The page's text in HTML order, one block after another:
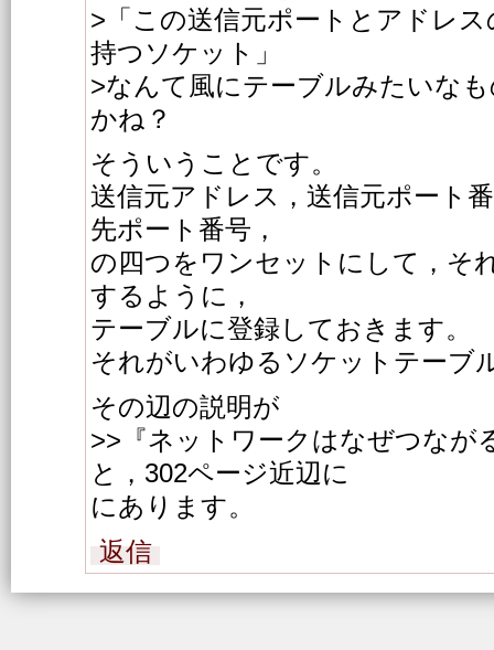
>「この送信元ポートとアドレ
持つソケット」
>なんて風にテーブルみたいな
かね？
そういうことです。
送信元アドレス，送信元ポート
先ポート番号，
の四つをワンセットにして，そ
するように，
テーブルに登録しておきます。
それがいわゆるソケットテーブ
その辺の説明が
>>『ネットワークはなぜつなが
と，302ページ近辺に
にあります。
返信